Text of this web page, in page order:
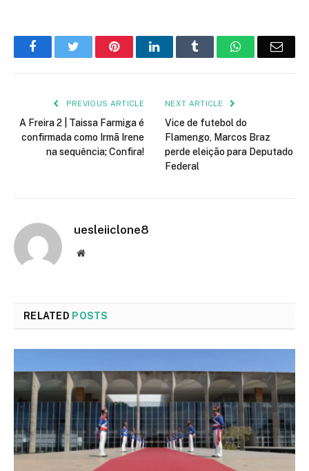
FacebookTwitter PinterestLinkedIn Tumblr WhatsApp
PREVIOUS ARTICLE
A Freira 2 | Taissa Farmiga é
confirmada como Irmã Irene
na sequência; Confira!
NEXT ARTICLE
Vice de futebol do
Flamengo, Marcos Braz
perde eleição para Deputado
Federal
uesleiiclone8
Website
RELATED POSTS